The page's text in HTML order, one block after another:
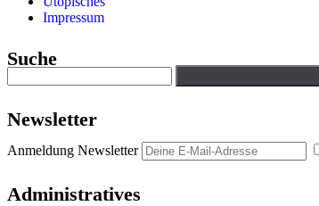
Impressum
Sidebar
Suche
Suchen
Newsletter
Anmeldung Newsletter
Administratives